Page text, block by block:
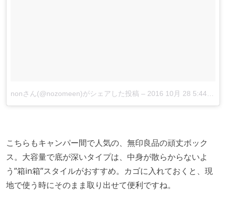
nonさん(@nozomeen)がシェアした投稿 – 2016 10月 28 5:44午後 PDT
こちらもキャンパー間で人気の、無印良品の頑丈ボック
ス。大容量で底が深いタイプは、中身が散らからないよ
う”箱in箱”スタイルがおすすめ。カゴに入れておくと、現
地で使う時にそのまま取り出せて便利ですね。